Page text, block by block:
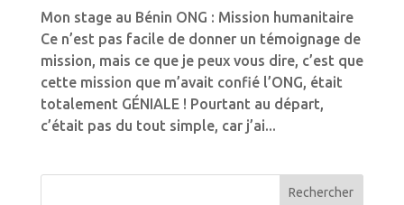
Mon stage au Bénin ONG : Mission humanitaire
Ce n’est pas facile de donner un témoignage de
mission, mais ce que je peux vous dire, c’est que
cette mission que m’avait confié l’ONG, était
totalement GÉNIALE ! Pourtant au départ,
c’était pas du tout simple, car j’ai...